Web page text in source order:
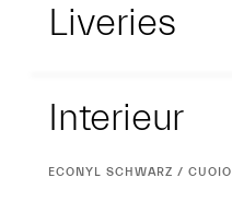
Liveries
Interieur
Interieur
CURRENT
ECONYL SCHWARZ / CUOIO